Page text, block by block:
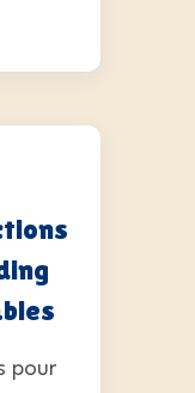
pour